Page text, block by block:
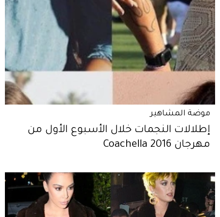
موضة المشاهير
إطلالات النجمات خلال الأسبوع الأول من
مهرجان 2016 Coachella